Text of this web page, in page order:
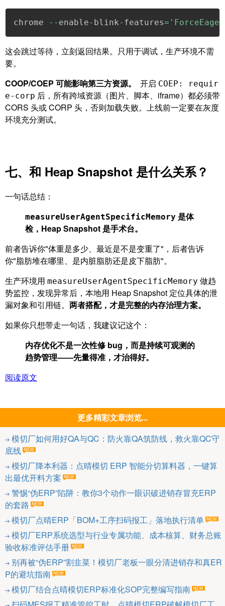
chrome -- enable- blink- features=
这会跳过等待，立刻返回结果。只用于调试，生产环境不需
要。
COOP/COEP 可能影响第三方资源。
开启 COEP: requir
e-corp 后，所有跨域资源（图片、脚本、iframe）都必须带
CORS 头或 CORP 头，否则加载失败。上线前一定要在灰度
环境充分测试。
七、和 Heap Snapshot 是什么关系？
一句话总结：
measureUserAgentSpecificMemory 是体
检，Heap Snapshot 是手术台。
前者告诉你"体重是多少、最近是不是变重了"，后者告诉
你"脂肪堆在哪里、是内脏脂肪还是皮下脂肪"。
生产环境用 measureUserAgentSpecificMemory 做趋
势监控，发现异常后，本地用 Heap Snapshot 定位具体的泄
漏对象和引用链。 两者搭配，才是完整的内存治理方案。
如果你只想带走一句话，我建议记这个：
内存优化不是一次性修 bug，而是持续可观测的
趋势管理——先量得准，才治得好。
阅读原文
更多精彩文章浏览...
模切厂如何用好QA与QC：防火靠QA筑防线，救火靠QC守
底线
模切厂降本利器：点晴模切 ERP 智能分切算料器，一键算
出最优开料方案
警惕“伪ERP”陷阱：教你3个动作一眼识破进销存冒充ERP
的套路
模切厂点晴ERP「BOM+工序扫码报工」落地执行清单
模切厂ERP系统选型与行业专属功能、成本核算、财务总账
验收标准评估手册
别再被“伪ERP”割韭菜！模切厂老板一眼分清进销存和真ER
P的避坑指南
模切厂结合点晴模切ERP标准化SOP完整编写指南